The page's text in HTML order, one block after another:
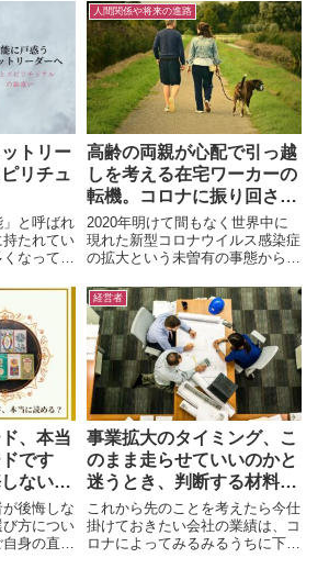
トリー
リチュ
と呼ばれ
たれてい
なってい
いろな苦
聞きする
が……ここ
学ばせて
たいと思
で悩まれ
でもご参
。
人間関係や将来の進路
高齢の両親が心配で引っ越
しを考える在宅ワーカーの
転機。コロナに振り回され
ないための占星術的視点
2020年明けて間もなく世界中に
現れた新型コロナウイルス感染症
の拡大という未曽有の事態から収
けている人がいるかもしれませ
ん。コロナ禍以来、占いのお客様
にも、コロナの影響で職場のオン
ライン化が進み在宅ワークが当
た...
、本当
です
ないタ
方
後悔しな
方につい
身の直感
経営者
事業拡大のタイミング、こ
のまま走らせていいのかと
迷うとき、判断する材料の
ひとつに占いの知識を使っ
てみませんか？
これから先のことを考えたら今仕
掛けておきたい会社の業績は、コ
ロナによってみるみるうちに下降